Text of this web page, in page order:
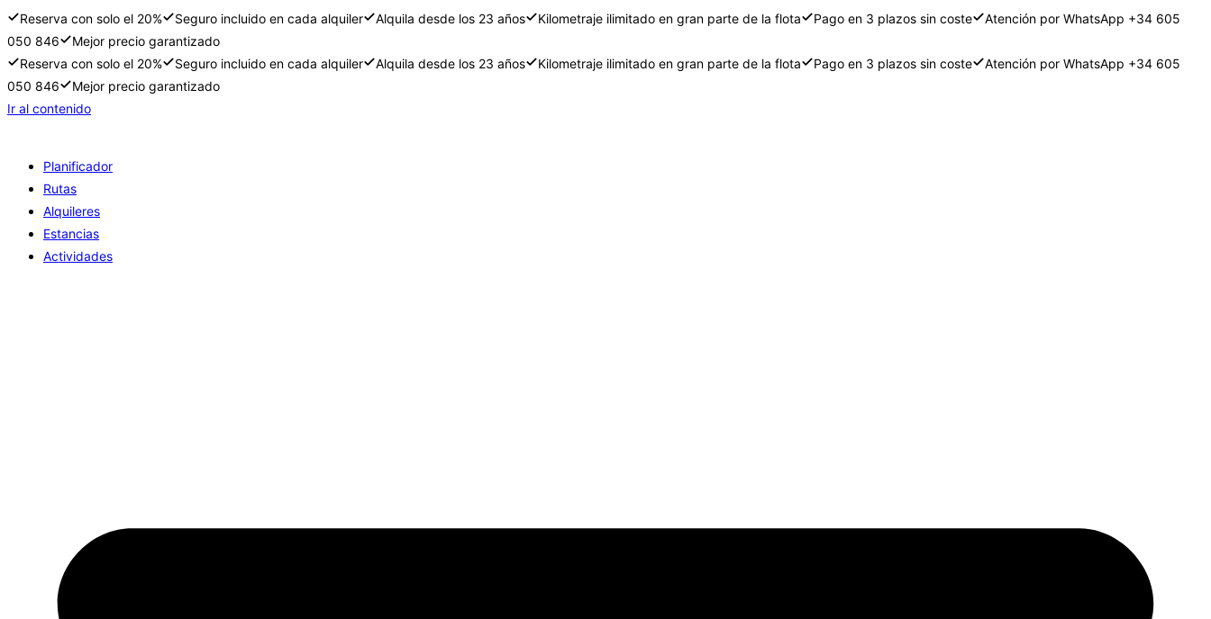
Reserva con solo el 20% Seguro incluido en cada alquiler Alquila desde los 23 años Kilometraje ilimitado en gran parte de la flota Pago en 3 plazos sin coste
Atención por WhatsApp +34 605
050 846
Mejor precio garantizado
Reserva con solo el 20%
Seguro incluido en cada alquiler Alquila desde los 23 años Kilometraje ilimitado en gran parte de la flota Pago en 3 plazos sin coste
Atención por WhatsApp +34 605
050 846
Mejor precio garantizado
Ir al contenido
Planificador
Rutas
Alquileres
Estancias
Actividades